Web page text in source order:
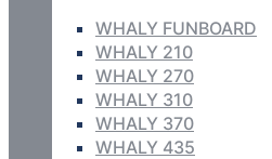
WHALY FUNBOARD
WHALY 210
WHALY 270
WHALY 310
WHALY 370
WHALY 435